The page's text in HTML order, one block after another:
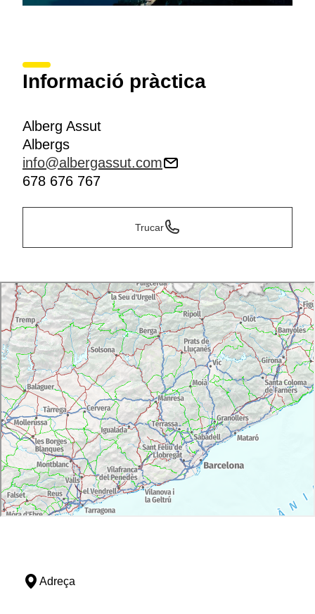
Informació pràctica
Alberg Assut
Albergs
info@albergassut.com
678 676 767
Trucar
Adreça